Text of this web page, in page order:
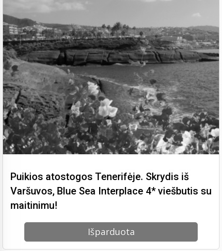
Puikios atostogos Tenerifėje. Skrydis iš
Varšuvos, Blue Sea Interplace 4* viešbutis su
maitinimu!
Išparduota